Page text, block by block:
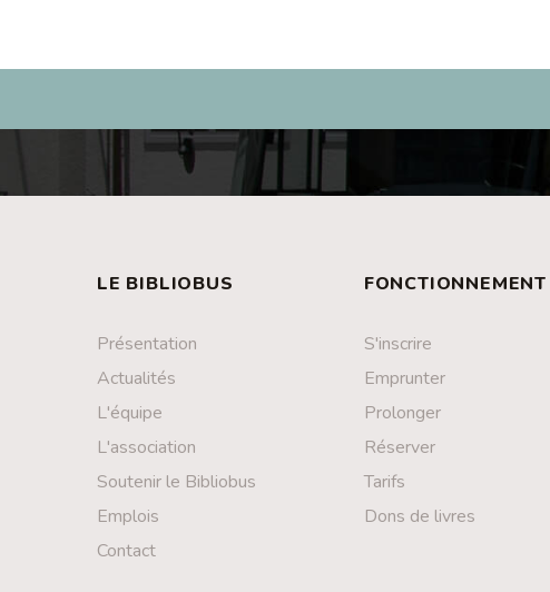
LE BIBLIOBUS
Présentation
Actualités
L'équipe
L'association
Soutenir le Bibliobus
Emplois
Contact
FONCTIONNEMENT
S'inscrire
Emprunter
Prolonger
Réserver
Tarifs
Dons de livres